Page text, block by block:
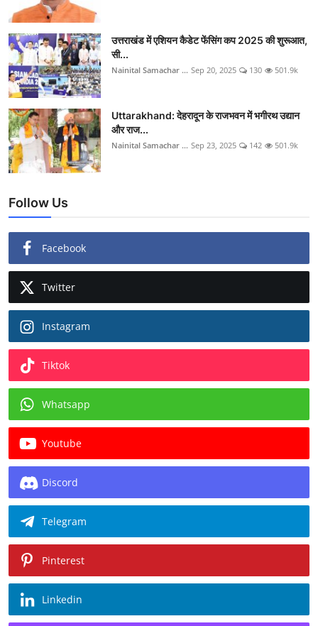
उत्तराखंड में एशियन कैडेट फेंसिंग कप 2025 की शुरूआत,
सी...
Nainital Samachar ... Sep 20, 2025 130 501.9k
Uttarakhand: देहरादून के राजभवन में भगीरथ उद्यान
और राज...
Nainital Samachar ... Sep 23, 2025 142 501.9k
Follow Us
Facebook
Twitter
Instagram
Tiktok
Whatsapp
Youtube
Discord
Telegram
Pinterest
Linkedin